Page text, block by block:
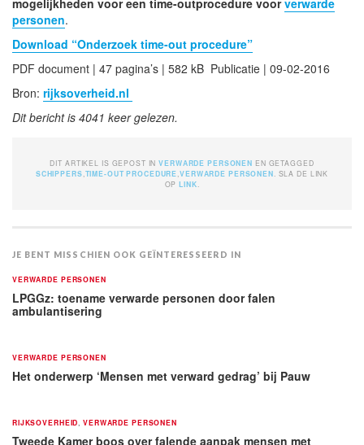
personen.
Download “Onderzoek time-out procedure”
PDF document | 47 pagina’s | 582 kB Publicatie | 09-02-2016
Bron: rijksoverheid.nl
Dit bericht is 4041 keer gelezen.
DIT ARTIKEL IS GEPOST INVERWARDE PERSONEN EN GETAGGED
SCHIPPERS TIME-OUT PROCEDURE ,VERWARDE PERSONEN . SLA DE LINK
OPLINK
JE BENT MISSCHIEN OOK GEÏNTERESSEERD IN
VERWARDE PERSONEN
LPGGz: toename verwarde personen door falen
ambulantisering
VERWARDE PERSONEN
Het onderwerp ‘Mensen met verward gedrag’ bij Pauw
RIJKSOVERHEID ,VERWARDE PERSONEN
Tweede Kamer boos over falende aanpak mensen met